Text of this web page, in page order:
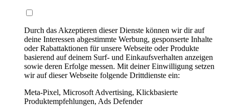
Durch das Akzeptieren dieser Dienste können wir dir auf
deine Interessen abgestimmte Werbung, gesponserte Inhalte
oder Rabattaktionen für unsere Webseite oder Produkte
basierend auf deinem Surf- und Einkaufsverhalten anzeigen
sowie deren Erfolge messen. Mit deiner Einwilligung setzen
wir auf dieser Webseite folgende Drittdienste ein:
Meta-Pixel, Microsoft Advertising, Klickbasierte
Produktempfehlungen, Ads Defender